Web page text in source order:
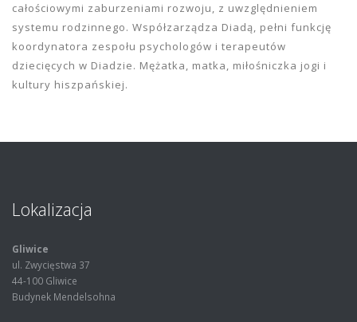
całościowymi zaburzeniami rozwoju, z uwzględnieniem
systemu rodzinnego. Współzarządza Diadą, pełni funkcję
koordynatora zespołu psychologów i terapeutów
dziecięcych w Diadzie. Mężatka, matka, miłośniczka jogi i
kultury hiszpańskiej.
Lokalizacja
Gliwice
ul. Zwycięstwa 37
44-100 Gliwice
Budynek Mendelsohna